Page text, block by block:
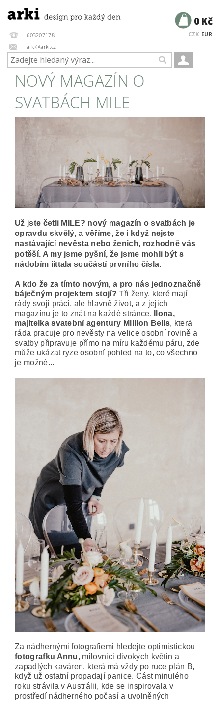
603207178
arki@arki.cz
CZK EUR
0 Kč
NOVÝ MAGAZÍN O
SVATBÁCH MILE
Už jste četli MILE? nový magazín o svatbách je
opravdu skvělý, a věříme, že i když nejste
nastávající nevěsta nebo ženich, rozhodně vás
potěší. A my jsme pyšní, že jsme mohli být s
nádobím iittala součástí prvního čísla.
A kdo že za tímto novým, a pro nás jednoznačně
báječným projektem stojí? Tři ženy, které mají
rády svoji práci, ale hlavně život, a z jejich
magazínu je to znát na každé stránce.
Ilona,
majitelka svatební agentury Million Bells, která
ráda pracuje pro nevěsty na velice osobní rovině a
svatby připravuje přímo na míru každému páru, zde
může ukázat ryze osobní pohled na to, co všechno
je možné...
Za nádhernými fotografiemi hledejte optimistickou
fotografku Annu, milovnici divokých květin a
zapadlých kaváren, která má vždy po ruce plán B,
když už ostatní propadají panice. Část minulého
roku strávila v Austrálii, kde se inspirovala v
prostředí nádherného počasí a uvolněných